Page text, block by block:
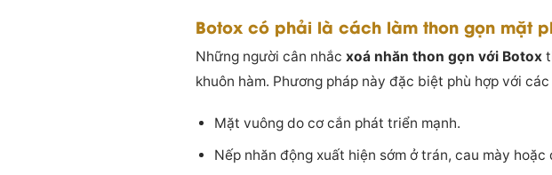
Botox có phải là cách làm thon gọn mặt
Những người cân nhắcxoá nhăn thon gọn với Botox
khuôn hàm. Phương pháp này đặc biệt phù hợp với
Mặt vuông do cơ cắn phát triển mạnh.
Nếp nhăn động xuất hiện sớm ở trán, cau mày hoặc